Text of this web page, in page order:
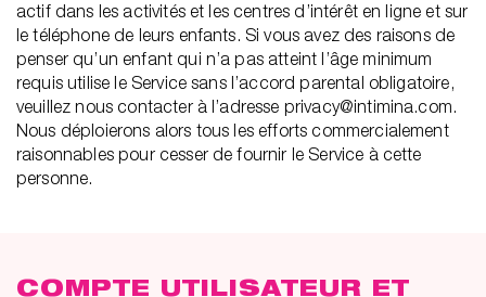
actif dans les activités et les centres d’intérêt en ligne et sur
le téléphone de leurs enfants. Si vous avez des raisons de
penser qu’un enfant qui n’a pas atteint l’âge minimum
requis utilise le Service sans l’accord parental obligatoire,
veuillez nous contacter à l’adresse privacy@intimina.com.
Nous déploierons alors tous les efforts commercialement
raisonnables pour cesser de fournir le Service à cette
personne.
COMPTE UTILISATEUR ET